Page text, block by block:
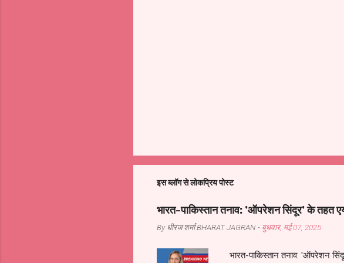
इस ब्लॉग से लोकप्रिय पोस्ट
भारत-पाकिस्तान तनाव: 'ऑपरेशन सिंदूर' के तहत
By धीरज शर्माBHARAT JAGRAN - बुधवार, मई 07, 2025
भारत-पाकिस्तान तनाव: 'ऑपरेशन